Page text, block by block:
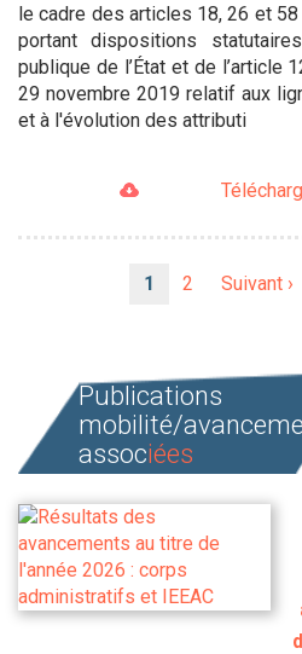
le cadre des articles 18, 26 et
portant dispositions
publique de l’État et de l’article
29 novembre 2019 relatif aux
et à l'évolution des attributi
Page
1 Page
2
Page
Suivant ›
Publications
mobilité/
associées